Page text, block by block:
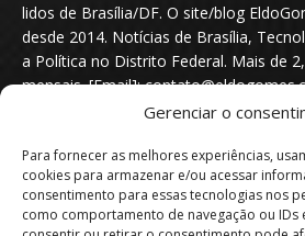
Gerenciar o
Para fornecer as melhores experiências,
cookies para armazenar e/ou acessar
consentimento para essas tecnologias nos
como comportamento de navegação ou IDs
lidos de Brasília/DF. O site/blog
desde 2014. Notícias de Brasília,
a Política no Distrito Federal. Mais de
mensais. [Email]: